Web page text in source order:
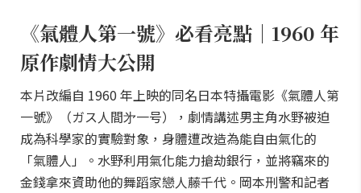
《氣體人第一號》必看亮點｜1960 年
原作劇情大公開
本片改編自 1960 年上映的同名日本特攝電影《氣體人第
一號》（ガス人間㐧一号），劇情講述男主角水野被迫
成為科學家的實驗對象，身體遭改造為能自由氣化的
「氣體人」。水野利用氣化能力搶劫銀行，並將竊來的
金錢拿來資助他的舞蹈家戀人藤千代。岡本刑警和記者